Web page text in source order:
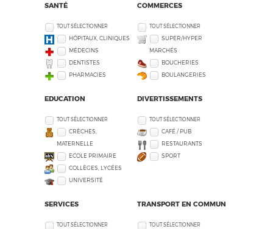
SANTÉ
TOUT SÉLECTIONNER
HÔPITAUX, CLINIQUES
MÉDECINS
DENTISTES
PHARMACIES
COMMERCES
TOUT SÉLECTIONNER
SUPER/HYPER
MARCHÉS
BOUCHERIES
BOULANGERIES
EDUCATION
TOUT SÉLECTIONNER
CRÈCHES,
MATERNELLE
ECOLE PRIMAIRE
COLLÈGES, LYCÉES
UNIVERSITÉ
DIVERTISSEMENTS
TOUT SÉLECTIONNER
CAFÉ / PUB
RESTAURANTS
SPORT
SERVICES
TOUT SÉLECTIONNER
TRANSPORT EN COMMUN
TOUT SÉLECTIONNER